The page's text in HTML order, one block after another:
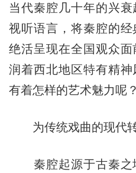
当代秦腔几十年的兴
视听语言，将秦腔的经
绝活呈现在全国观众
润着西北地区特有精
有着怎样的艺术魅力呢？
为传统戏曲的现代转
秦腔起源于古秦之